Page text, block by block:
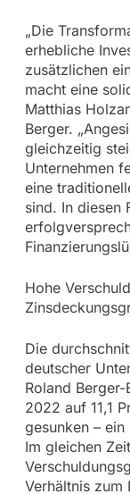
„Die
erhebliche
zusätzlichen
macht eine
Matthias
Berger.
gleichzeitig
Unternehmen
eine
sind. In diesen
Hohe
Die
deutscher
Roland
2022 auf 11,1
gesunken –
Im gleichen
Verhältnis zum